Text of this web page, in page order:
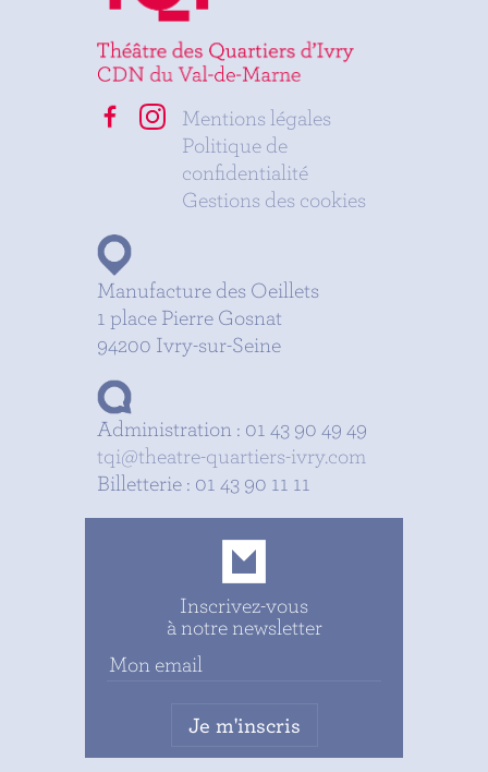
Mentions légales
Politique de
confidentialité
Gestions des cookies
Manufacture des Oeillets
1 place Pierre Gosnat
94200 Ivry-sur-Seine
Administration : 01 43 90 49 49
tqi@theatre-quartiers-ivry.com
Billetterie : 01 43 90 11 11
Inscrivez-vous
à notre newsletter